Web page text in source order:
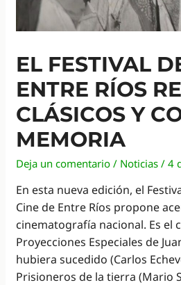
EL FESTIVAL
ENTRE RÍOS
CLÁSICOS Y
MEMORIA
Deja un comentario / Noticias /4
En esta nueva edición, el
Cine de Entre Ríos propone
cinematografía nacional. Es el
Proyecciones Especiales de
hubiera sucedido (Carlos
Prisioneros de la tierra (Mario